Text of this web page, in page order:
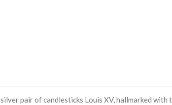
pair of candlesticks Louis XV, hallmarked with